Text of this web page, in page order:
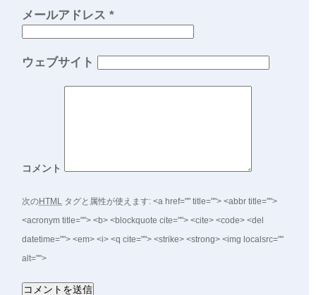
メールアドレス *
ウェブサイト
コメント
次のHTML タグと属性が使えます: <a href="" title=""> <abbr title="">
<acronym title=""> <b> <blockquote cite=""> <cite> <code> <del
datetime=""> <em> <i> <q cite=""> <strike> <strong> <img localsrc=""
alt="">